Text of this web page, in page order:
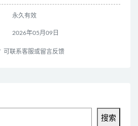
永久有效
2026年05月09日
可联系客服或留言反馈
搜索